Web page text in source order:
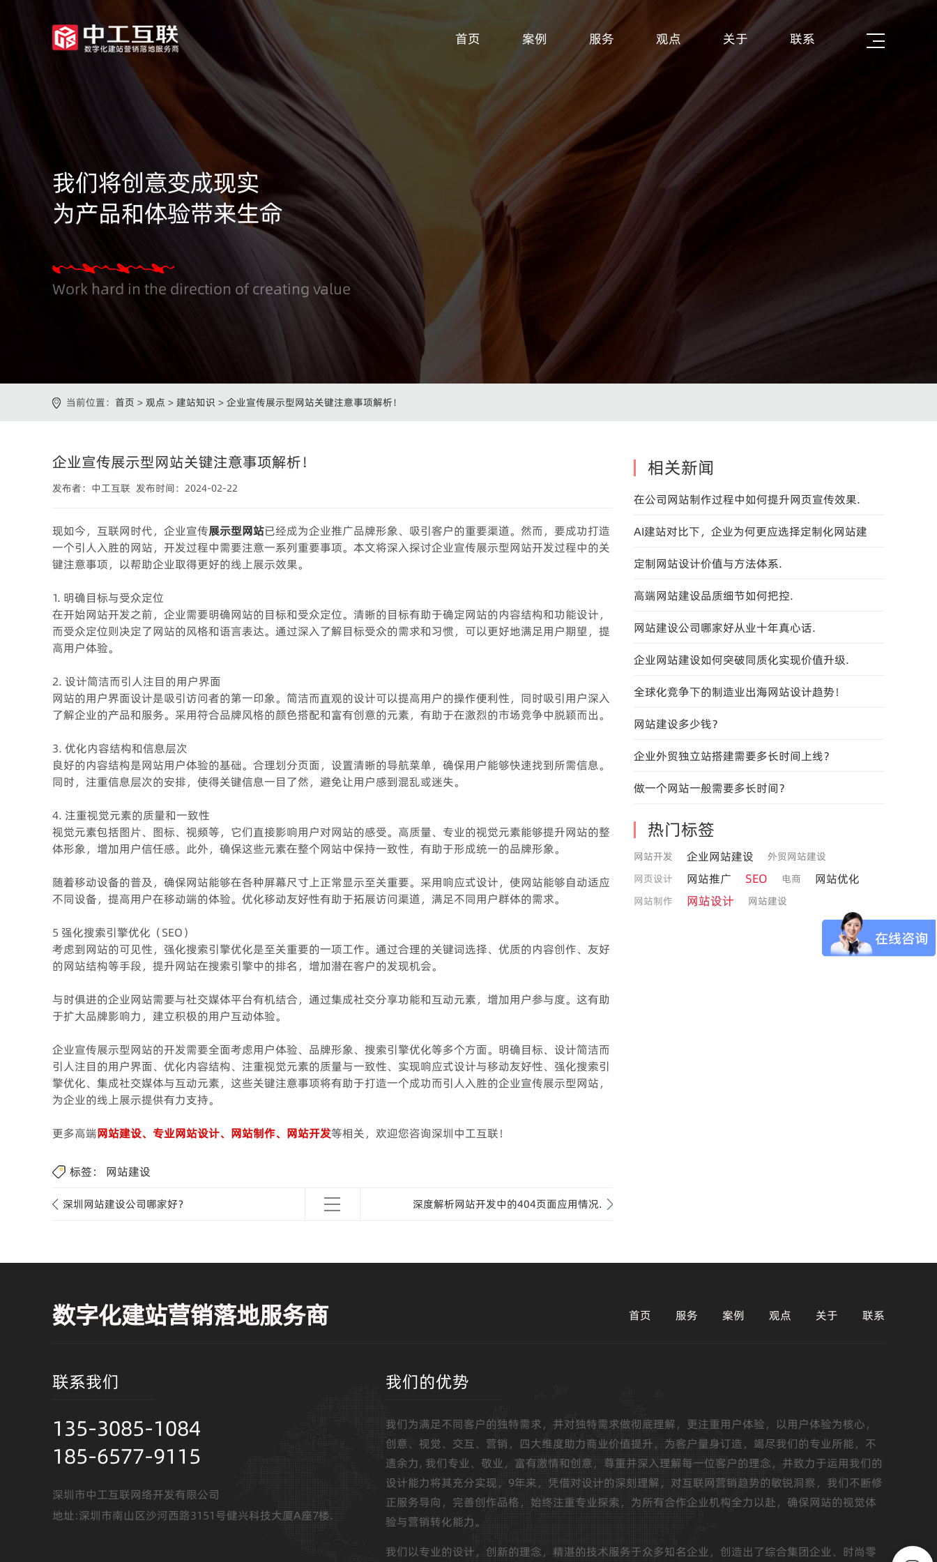
首页 案例 服务 观点 关于 联系
我们将创意变成现实
为产品和体验带来生命
Work hard in the direction of creating value
当前位置： 首页 > 观点 > 建站知识 > 企业宣传展示型网站关键注意事项解析！
企业宣传展示型网站关键注意事项解析！
发布者：中工互联 发布时间：2024-02-22
现如今，互联网时代，企业宣传展示型网站已经成为企业推广品牌形象、吸引客户的重要渠道。然而，要成功打造
一个引人入胜的网站，开发过程中需要注意一系列重要事项。本文将深入探讨企业宣传展示型网站开发过程中的关
键注意事项，以帮助企业取得更好的线上展示效果。
1. 明确目标与受众定位
在开始网站开发之前，企业需要明确网站的目标和受众定位。清晰的目标有助于确定网站的内容结构和功能设计，
而受众定位则决定了网站的风格和语言表达。通过深入了解目标受众的需求和习惯，可以更好地满足用户期望，提
高用户体验。
2. 设计简洁而引人注目的用户界面
网站的用户界面设计是吸引访问者的第一印象。简洁而直观的设计可以提高用户的操作便利性，同时吸引用户深入
了解企业的产品和服务。采用符合品牌风格的颜色搭配和富有创意的元素，有助于在激烈的市场竞争中脱颖而出。
3. 优化内容结构和信息层次
良好的内容结构是网站用户体验的基础。合理划分页面，设置清晰的导航菜单，确保用户能够快速找到所需信息。
同时，注重信息层次的安排，使得关键信息一目了然，避免让用户感到混乱或迷失。
4. 注重视觉元素的质量和一致性
视觉元素包括图片、图标、视频等，它们直接影响用户对网站的感受。高质量、专业的视觉元素能够提升网站的整
体形象，增加用户信任感。此外，确保这些元素在整个网站中保持一致性，有助于形成统一的品牌形象。
随着移动设备的普及，确保网站能够在各种屏幕尺寸上正常显示至关重要。采用响应式设计，使网站能够自动适应
不同设备，提高用户在移动端的体验。优化移动友好性有助于拓展访问渠道，满足不同用户群体的需求。
5 强化搜索引擎优化（SEO）
考虑到网站的可见性，强化搜索引擎优化是至关重要的一项工作。通过合理的关键词选择、优质的内容创作、友好
的网站结构等手段，提升网站在搜索引擎中的排名，增加潜在客户的发现机会。
与时俱进的企业网站需要与社交媒体平台有机结合，通过集成社交分享功能和互动元素，增加用户参与度。这有助
于扩大品牌影响力，建立积极的用户互动体验。
企业宣传展示型网站的开发需要全面考虑用户体验、品牌形象、搜索引擎优化等多个方面。明确目标、设计简洁而
引人注目的用户界面、优化内容结构、注重视觉元素的质量与一致性、实现响应式设计与移动友好性、强化搜索引
擎优化、集成社交媒体与互动元素，这些关键注意事项将有助于打造一个成功而引人入胜的企业宣传展示型网站，
为企业的线上展示提供有力支持。
更多高端网站建设、专业网站设计、网站制作、网站开发等相关，欢迎您咨询深圳中工互联！
标签： 网站建设
深圳网站建设公司哪家好？ 深度解析网站开发中的404页面应用情况.
相关新闻
在公司网站制作过程中如何提升网页宣传效果.
AI建站对比下，企业为何更应选择定制化网站建
设？
定制网站设计价值与方法体系.
高端网站建设品质细节如何把控.
网站建设公司哪家好从业十年真心话.
企业网站建设如何突破同质化实现价值升级.
全球化竞争下的制造业出海网站设计趋势！
网站建设多少钱？
企业外贸独立站搭建需要多长时间上线？
做一个网站一般需要多长时间？
热门标签
网站开发 企业网站建设
外贸网站建设
网页设计
网站推广 SEO 电商 网站优化
网站制作 网站设计 网站建设
数字化建站营销落地服务商 首页 服务 案例 观点 关于 联系
联系我们
135-3085-1084
185-6577-9115
深圳市中工互联网络开发有限公司
地址:深圳市南山区沙河西路3151号健兴科技大厦A座7楼.
我们的优势
我们为满足不同客户的独特需求，并对独特需求做彻底理解，更注重用户体验，以用户体验为核心，
创意、视觉、交互、营销，四大维度助力商业价值提升，为客户量身订造，竭尽我们的专业所能，不
遗余力, 我们专业、敬业，富有激情和创意，尊重并深入理解每一位客户的理念，并致力于运用我们的
设计能力将其充分实现，9年来，凭借对设计的深刻理解，对互联网营销趋势的敏锐洞察，我们不断修
正服务导向，完善创作品格，始终注重专业探索，为所有合作企业机构全力以赴，确保网站的视觉体
验与营销转化能力。
我们以专业的设计，创新的理念，精湛的技术服务于众多知名企业，创造出了综合集团企业、时尚零